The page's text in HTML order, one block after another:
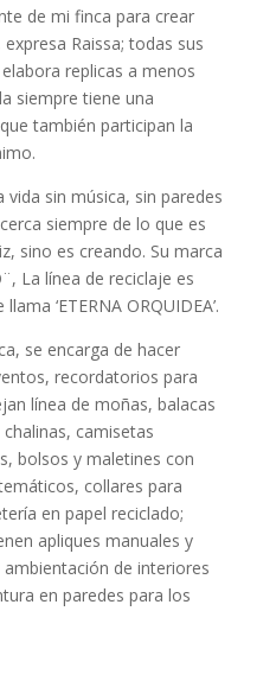
de mi finca para crear
Raissa; todas sus
replicas a menos
siempre tiene una
también participan la
sin música, sin paredes
siempre de lo que es
sino es creando. Su marca
La línea de reciclaje es
‘ETERNA ORQUIDEA’.
se encarga de hacer
recordatorios para
línea de moñas, balacas
camisetas
bolsos y maletines con
collares para
en papel reciclado;
apliques manuales y
de interiores
en paredes para los